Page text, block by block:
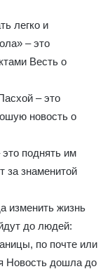
легко и
– это
Весть о
– это
новость о
поднять им
за знаменитой
изменить жизнь
до людей:
по почте или
Новость дошла до